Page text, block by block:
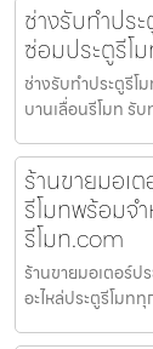
ช่างรับทำปร
ซ่อมประตูรีโ
ช่างรับทำประตูรีโ
บานเลื่อนรีโมท รั
ร้านขายมอเ
รีโมทพร้อมจ
รีโมท.com
ร้านขายมอเตอร์ป
อะไหล่ประตูรีโม